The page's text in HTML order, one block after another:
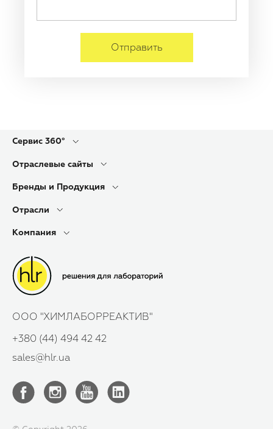
Отправить
Сервис 360°
Отраслевые сайты
Бренды и Продукция
Отрасли
Компания
ООО "ХИМЛАБОРРЕАКТИВ"
+380 (44) 494 42 42
sales@hlr.ua